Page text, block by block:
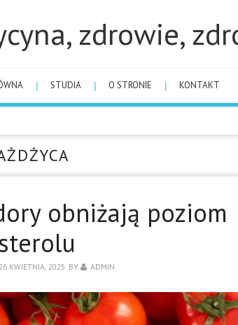
zdrowie,
STUDIA O STRONIE KONTAKT
obniżają poziom
KWIETNIA, 2025 BY ADMIN